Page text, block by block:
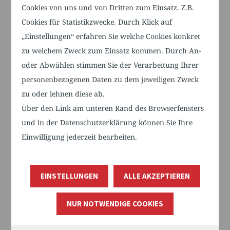
Cookies von uns und von Dritten zum Einsatz. Z.B.
Cookies für Statistikzwecke. Durch Klick auf
„Einstellungen“ erfahren Sie welche Cookies konkret
zu welchem Zweck zum Einsatz kommen. Durch An-
oder Abwählen stimmen Sie der Verarbeitung Ihrer
personenbezogenen Daten zu dem jeweiligen Zweck
zu oder lehnen diese ab.
Über den Link am unteren Rand des Browserfensters
und in der Datenschutzerklärung können Sie Ihre
Einwilligung jederzeit bearbeiten.
EINSTELLUNGEN ALLE AKZEPTIEREN
NUR NOTWENDIGE COOKIES
Landeskompetenzzentrum Pflege &
Digitalisierung Baden-Württemberg.